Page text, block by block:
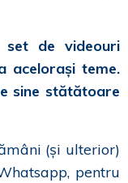
set de videouri
acelorași teme.
sine stătătoare
(și ulterior)
pentru